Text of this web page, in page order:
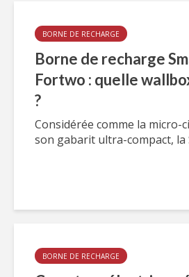
BORNE DE RECHARGE
Borne de recharge
Fortwo : quelle
?
Considérée comme la micro-
son gabarit ultra-compact, la
BORNE DE RECHARGE